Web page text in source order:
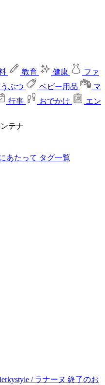
教育 健康
ファ
ぶつ ベビー用品
マ
行事 おでかけ
エン
テナ
あたって タグ一覧
/ ラナーヌ 終了のお